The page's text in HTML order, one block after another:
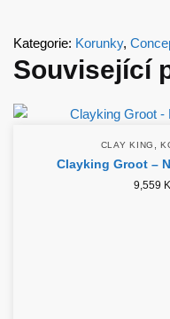
Kategorie: Korunky,
Související
CLAY KING ,
Clayking Groot –
9,559